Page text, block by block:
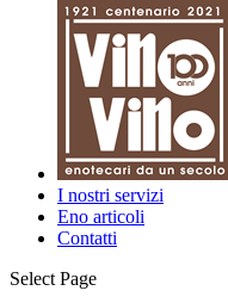
I nostri servizi
Eno articoli
Contatti
Select Page